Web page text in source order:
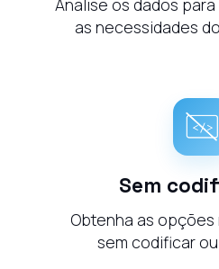
Analise os dados
as necessidades
Sem
Obtenha as opções
sem codificar